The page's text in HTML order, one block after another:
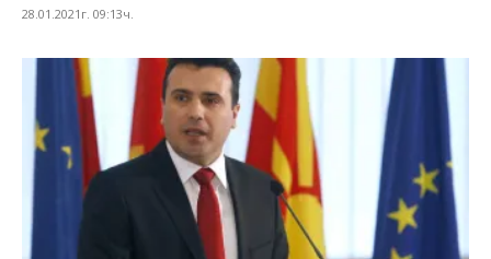
28.01.2021г. 09:13ч.